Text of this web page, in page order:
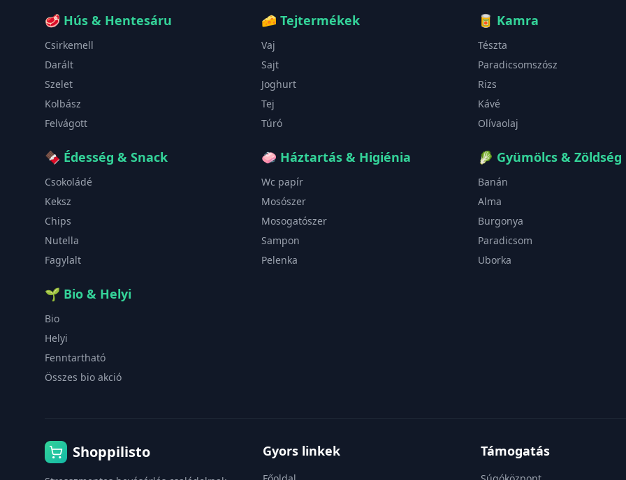
🥩 Hús & Hentesáru
Csirkemell
Darált
Szelet
Kolbász
Felvágott
🧀 Tejtermékek
Vaj
Sajt
Joghurt
Tej
Túró
🥫 Kamra
Tészta
Paradicsomszósz
Rizs
Kávé
Olívaolaj
🍫 Édesség & Snack
Csokoládé
Keksz
Chips
Nutella
Fagylalt
🧼 Háztartás & Higiénia
Wc papír
Mosószer
Mosogatószer
Sampon
Pelenka
🥬 Gyümölcs & Zöldség
Banán
Alma
Burgonya
Paradicsom
Uborka
🌱 Bio & Helyi
Bio
Helyi
Fenntartható
Összes bio akció
Shoppilisto Gyors linkek Támogatás